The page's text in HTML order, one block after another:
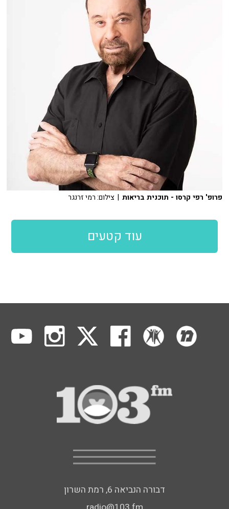
פרופ' רפי קרסו - תוכנית בריאות | צילום: רמי זרנגר
עוד קטעים
דבורה הנביאה 6, רמת השרון